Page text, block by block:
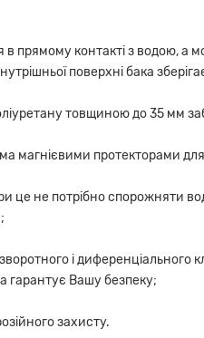
прямому контакті з водою, а
поверхні бака
товщиною до 35 мм
магнієвими протекторами
це не потрібно спорожняти
і диференціального
гарантує Вашу безпеку;
захисту.